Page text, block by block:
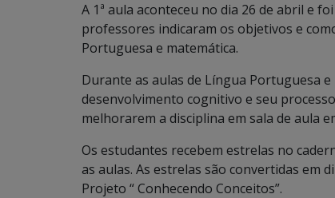
A 1ª aula aconteceu no dia 26 de abril e
professores indicaram os objetivos e
Portuguesa e matemática.
Durante as aulas de Língua Portuguesa
desenvolvimento cognitivo e seu
melhorarem a disciplina em sala de aula
Os estudantes recebem estrelas no
as aulas. As estrelas são convertidas em
Projeto “ Conhecendo Conceitos”.